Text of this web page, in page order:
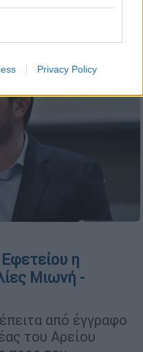
Privacy Policy
η
Μιωνή -
από έγγραφο
του Αρείου